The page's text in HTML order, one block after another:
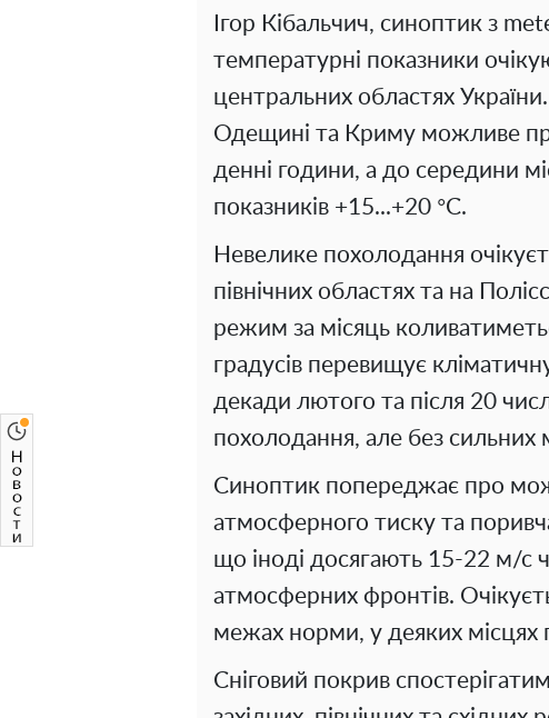
Ігор Кібальчич, синоптик з
температурні показники
центральних областях
Одещині та Криму можливе
денні години, а до середини
показників +15...+20 °С.
Невелике похолодання
північних областях та на
режим за місяць
градусів перевищує
декади лютого та після 20
похолодання, але без сильних
Синоптик попереджає про
атмосферного тиску та
що іноді досягають 15-22 м/с
атмосферних фронтів.
межах норми, у деяких
Сніговий покрив